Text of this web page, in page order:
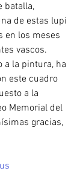
batalla,
de estas lupi
en los meses
vascos.
a la pintura, ha
este cuadro
a la
Memorial del
gracias,